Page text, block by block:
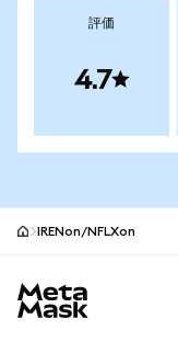
評価
4.7
IRENon/NFLXon